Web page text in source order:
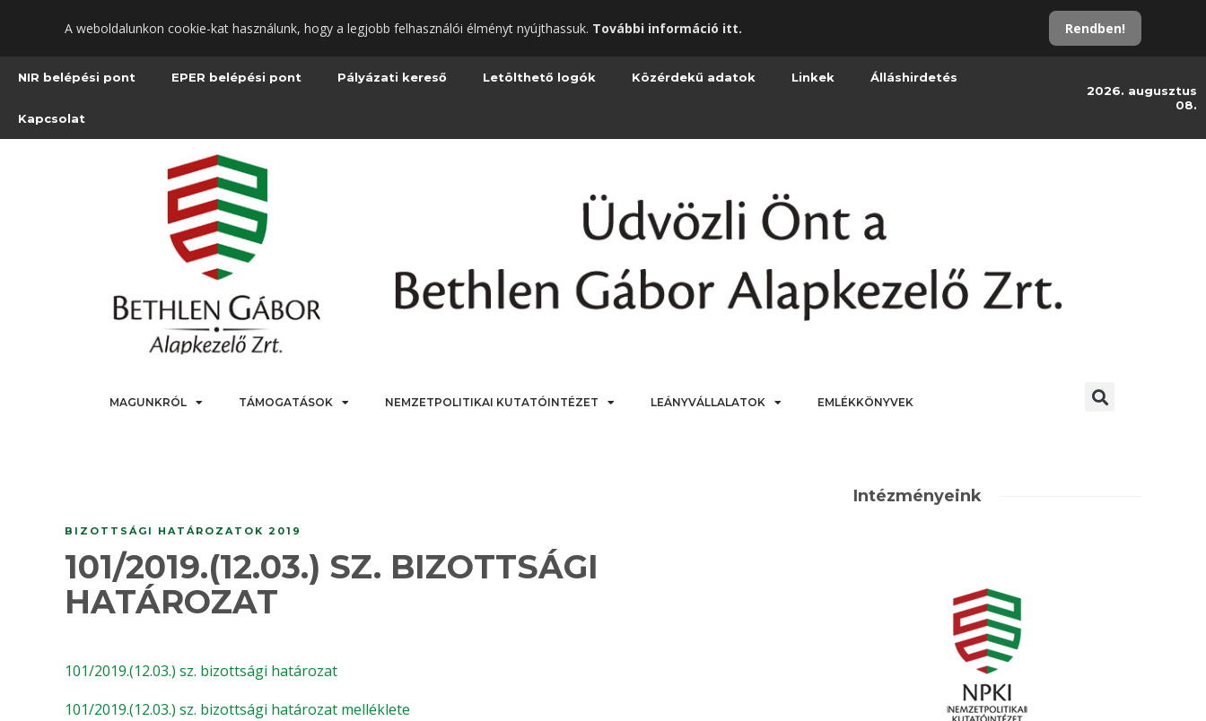
tartalomra
A weboldalunkon cookie-kat használunk, hogy a legjobb felhasználói élményt nyújthassuk. További információ itt. Rendben!
NIR belépési pont EPER belépési pont Pályázati kereső Letölthető logók Közérdekű adatok Linkek Álláshirdetés
Kapcsolat
2026. augusztus
08.
MAGUNKRÓL TÁMOGATÁSOK NEMZETPOLITIKAI KUTATÓINTÉZET LEÁNYVÁLLALATOK EMLÉKKÖNYVEK
BIZOTTSÁGI HATÁROZATOK 2019
101/2019.(12.03.) SZ. BIZOTTSÁGI
HATÁROZAT
101/2019.(12.03.) sz. bizottsági határozat
101/2019.(12.03.) sz. bizottsági határozat melléklete
Intézményeink